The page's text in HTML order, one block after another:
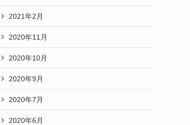
2021年2月
2020年11月
2020年10月
2020年9月
2020年7月
2020年6月